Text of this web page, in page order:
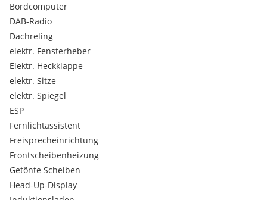
- Dachreling
- Digital Cockpit
- Induktives Smartphone Ladegerät
- 360° Kameras mit Bewegungserkennung
- Abstandstempomat mit Lenkassistent
- Notbremsassistent
- Totwinkelassistent
- Verkehrszeichenerkennung
- Spurhalteassistent
- BOSE Premium Soundsystem mit 10 Lautsprechern
- Fahrer und Beifahrersitz elektr. einstellbar Massagefunktion
- Premiumpolsterung Leder perforiert - Alcantara schwarz
- Türverkleidungen, Armaturenbrett und Kniepolster mit
Alcantara bezogen
- Panoramaglasdach mit elektrisch bedienbarem
Bordcomputer
DAB-Radio
Dachreling
elektr. Fensterheber
Elektr. Heckklappe
elektr. Sitze
elektr. Spiegel
ESP
Fernlichtassistent
Freisprecheinrichtung
Frontscheibenheizung
Getönte Scheiben
Head-Up-Display